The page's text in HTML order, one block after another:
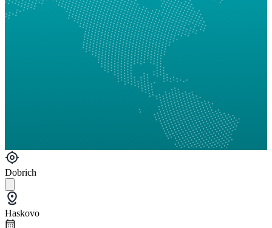
Dobrich
Haskovo